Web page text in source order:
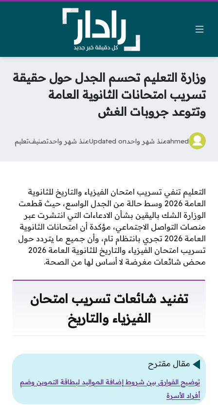
وزارة التعليم تحسم الجدل حول حقيقة
تسريب امتحانات الثانوية العامة
وتتوعد جروبات الغش
ahmedمنذ شهر واحدUpdated onمنذ شهر واحدتصنيفتعليم
التعليم تنفي تسريب امتحان الفيزياء والتاريخ للثانوية
العامة 2026 وسط حالة من الجدل الواسع، حيث قطعت
الوزارة الشك باليقين بشأن الادعاءات التي انتشرت عبر
منصات التواصل الاجتماعي، مؤكدة أن امتحانات الثانوية
العامة 2026 تجري بانتظام تام، وأن جميع ما يتردد حول
تسريب امتحان الفيزياء والتاريخ للثانوية العامة 2026
محض شائعات مغرضة لا أساس لها من الصحة.
تفنيد شائعات تسريب امتحان
الفيزياء والتاريخ
مقال مقترح
توضيح الفوارق بين شروط إضافة المواليد لبطاقة التموين وضم
أفراد الأسرة